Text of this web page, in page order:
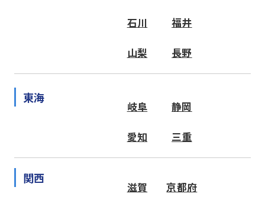
石川 福井
山梨 長野
東海
岐阜 静岡
愛知 三重
関西
滋賀 京都府